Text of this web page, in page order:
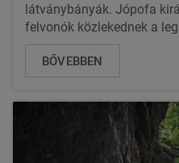
látványbányák. Jópofa
felvonók közlekednek a
BŐVEBBEN